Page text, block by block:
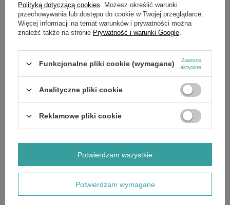
T 12/1 *CN
T 12/1 eco!efficiency *GB
T 12/1 *AU
T 12/1 *EU
T 12/1 *EU GEBR. WEBER
T 12/1 CUL
T 12/1 CUL *CAN
T 12/1 Eco! Efficiency
T 12/1 eco!efficiency *GB
T 12/1 eco!efficiency *UA
T 12/1 Hepa
Polityką dotyczącą cookies . Możesz określić warunki
przechowywania lub dostępu do cookie w Twojej przeglądarce.
Więcej informacji na temat warunków i prywatności można
znaleźć także na stronie Prywatność i warunki Google
Funkcjonalne pliki cookie (wymagane)
Zawsze
aktywne
Analityczne pliki cookie
Reklamowe pliki cookie
Potwierdzam wymagane
Potwierdzam wszystkie